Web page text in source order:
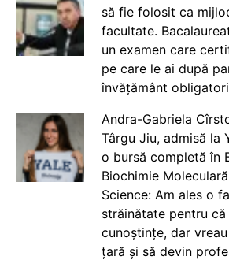
să fie folosit ca
facultate.
un examen care
pe care le ai după
învățământ
Andra-Gabriela
Târgu Jiu, admisă la
o bursă completă în
Biochimie
Science: Am ales o
străinătate pentru
cunoștințe, dar
țară și să devin